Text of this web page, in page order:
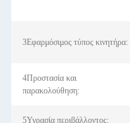
3Εφαρμόσιμος τύπος κινητήρα:
4Προστασία και
παρακολούθηση:
5Υγρασία περιβάλλοντος: